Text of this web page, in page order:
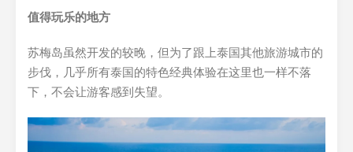
值得玩乐的地方
苏梅岛虽然开发的较晚，但为了跟上泰国其他旅游城市的
步伐，几乎所有泰国的特色经典体验在这里也一样不落
下，不会让游客感到失望。